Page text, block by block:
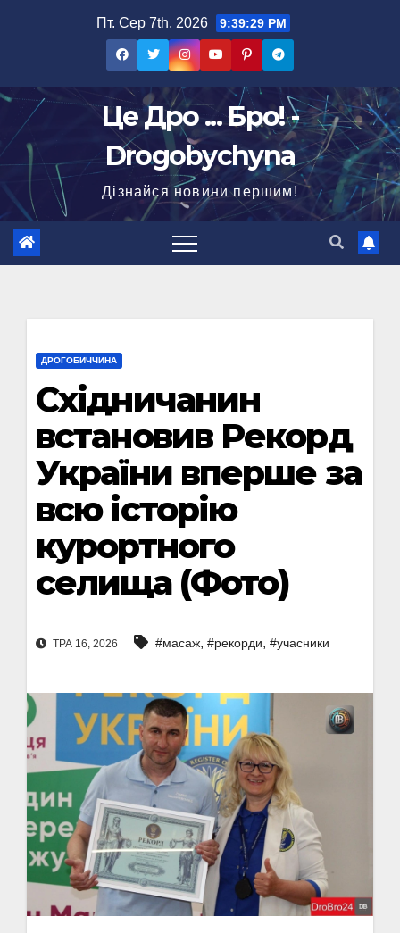
Пт. Сер 7th, 2026 9:39:30 PM
Це Дро ... Бро! -
Drogobychyna
Дізнайся новини першим!
ДРОГОБИЧЧИНА
Східничанин
встановив Рекорд
України вперше за
всю історію
курортного
селища (Фото)
ТРА 16, 2026 #масаж, #рекорди, #учасники